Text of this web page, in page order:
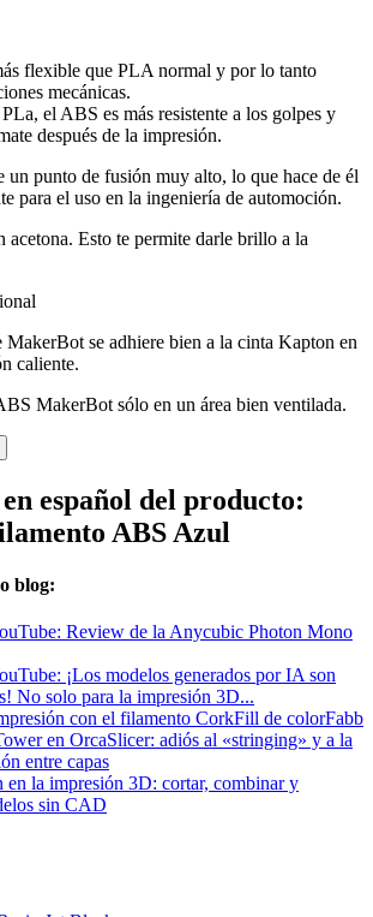
flexible que PLA normal y por lo tanto
mecánicas.
el ABS es más resistente a los golpes y
después de la impresión.
punto de fusión muy alto, lo que hace de él
para el uso en la ingeniería de automoción.
acetona. Esto te permite darle brillo a la
se adhiere bien a la cinta Kapton en
caliente.
MakerBot sólo en un área bien ventilada.
español del producto:
ABS Azul
blog:
Review de la Anycubic Photon Mono
¡Los modelos generados por IA son
No solo para la impresión 3D...
con el filamento CorkFill de colorFabb
en OrcaSlicer: adiós al «stringing» y a la
entre capas
en la impresión 3D: cortar, combinar y
sin CAD